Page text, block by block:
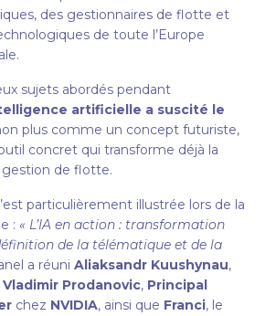
des gestionnaires de flotte et
de toute l’Europe
sujets abordés pendant
artificielle a suscité le
plus comme un concept futuriste,
concret qui transforme déjà la
de flotte.
particulièrement illustrée lors de la
: « L’IA en action : transformation
de la télématique et de la
a réuni Aliaksandr Kuushynau,
Vladimir Prodanovic, Principal
chez NVIDIA, ainsi que Franci, le